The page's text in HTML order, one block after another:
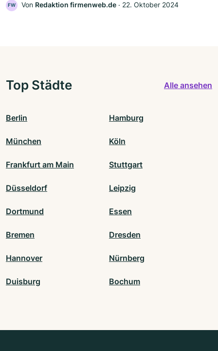
FW Von Redaktion firmenweb.de ‧ 22. Oktober 2024
Top Städte Alle ansehen
Berlin Hamburg
München Köln
Frankfurt am Main Stuttgart
Düsseldorf Leipzig
Dortmund Essen
Bremen Dresden
Hannover Nürnberg
Duisburg Bochum